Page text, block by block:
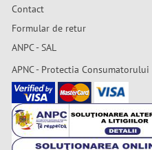
Contact
Formular de retur
ANPC - SAL
APNC - Protectia Consumatorului